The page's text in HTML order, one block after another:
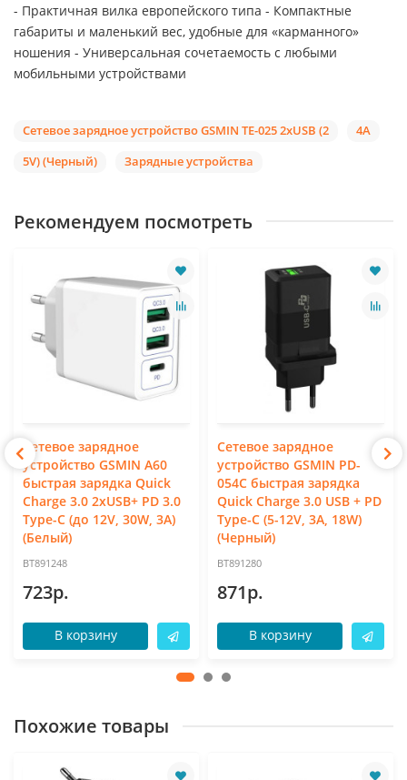
- Практичная вилка европейского типа - Компактные
габариты и маленький вес, удобные для «карманного»
ношения - Универсальная сочетаемость с любыми
мобильными устройствами
Сетевое зарядное устройство GSMIN TE-025 2хUSB (2
4A
5V) (Черный)
Зарядные устройства
Рекомендуем посмотреть
Сетевое зарядное
устройство GSMIN A60
быстрая зарядка Quick
Charge 3.0 2хUSB+ PD 3.0
Type-C (до 12V, 30W, 3A)
(Белый)
BT891248
723р.
В корзину
Сетевое зарядное
устройство GSMIN PD-
054C быстрая зарядка
Quick Charge 3.0 USB + PD
Type-C (5-12V, 3A, 18W)
(Черный)
BT891280
871р.
В корзину
Похожие товары